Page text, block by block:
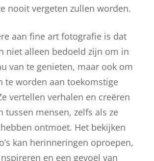
nooit vergeten zullen worden.
aan fine art fotografie is dat
niet alleen bedoeld zijn om in
van te genieten, maar ook om
te worden aan toekomstige
vertellen verhalen en creëren
tussen mensen, zelfs als ze
ontmoet. Het bekijken
kan herinneringen oproepen,
en een gevoel van